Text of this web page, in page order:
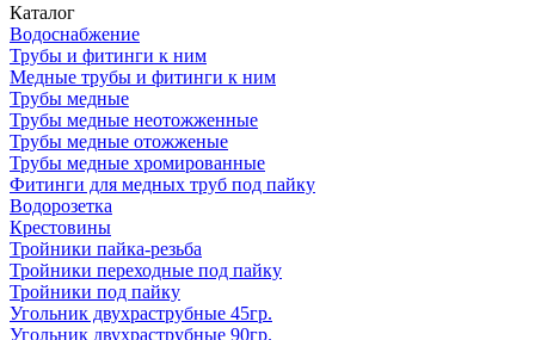
Каталог
Водоснабжение
Трубы и фитинги к ним
Медные трубы и фитинги к ним
Трубы медные
Трубы медные неотожженные
Трубы медные отожженые
Трубы медные хромированные
Фитинги для медных труб под пайку
Водорозетка
Крестовины
Тройники пайка-резьба
Тройники переходные под пайку
Тройники под пайку
Угольник двухраструбные 45гр.
Угольник двухраструбные 90гр.